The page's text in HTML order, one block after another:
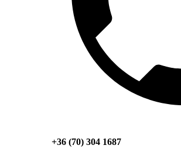
+36 (70) 304 1687